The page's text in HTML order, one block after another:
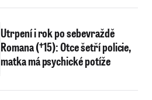
Utrpení i rok po sebevraždě
Romana (†15): Otce šetří policie,
matka má psychické potíže